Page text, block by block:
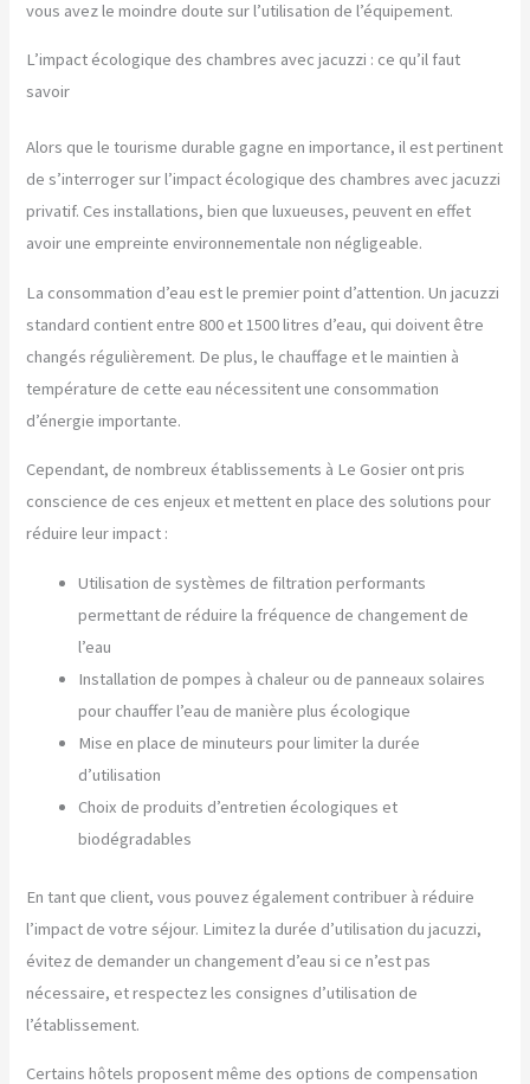
vous avez le moindre doute sur l’utilisation de l’équipement.
L’impact écologique des chambres avec jacuzzi : ce qu’il faut
savoir
Alors que le tourisme durable gagne en importance, il est pertinent
de s’interroger sur l’impact écologique des chambres avec jacuzzi
privatif. Ces installations, bien que luxueuses, peuvent en effet
avoir une empreinte environnementale non négligeable.
La consommation d’eau est le premier point d’attention. Un jacuzzi
standard contient entre 800 et 1500 litres d’eau, qui doivent être
changés régulièrement. De plus, le chauffage et le maintien à
température de cette eau nécessitent une consommation
d’énergie importante.
Cependant, de nombreux établissements à Le Gosier ont pris
conscience de ces enjeux et mettent en place des solutions pour
réduire leur impact :
Utilisation de systèmes de filtration performants
permettant de réduire la fréquence de changement de
l’eau
Installation de pompes à chaleur ou de panneaux solaires
pour chauffer l’eau de manière plus écologique
Mise en place de minuteurs pour limiter la durée
d’utilisation
Choix de produits d’entretien écologiques et
biodégradables
En tant que client, vous pouvez également contribuer à réduire
l’impact de votre séjour. Limitez la durée d’utilisation du jacuzzi,
évitez de demander un changement d’eau si ce n’est pas
nécessaire, et respectez les consignes d’utilisation de
l’établissement.
Certains hôtels proposent même des options de compensation